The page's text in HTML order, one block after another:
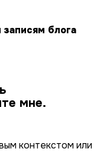
блога
мне.
контекстом или